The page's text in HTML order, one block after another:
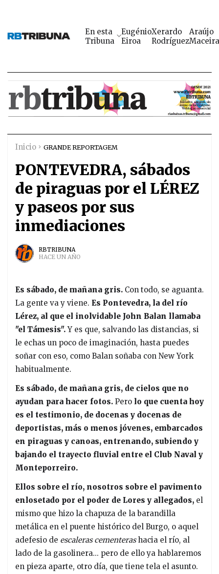
En esta
Tribuna
Eugénio
Eiroa
Xerardo
Rodríguez
Araújo
Maceira
Inicio GRANDE REPORTAGEM
PONTEVEDRA, sábados
de piraguas por el LÉREZ
y paseos por sus
inmediaciones
RBTRIBUNA
HACE UN AÑO
Es sábado, de mañana gris. Con todo, se aguanta.
La gente va y viene. Es Pontevedra, la del río
Lérez, al que el inolvidable John Balan llamaba
"el Támesis".Y es que, salvando las distancias, si
le echas un poco de imaginación, hasta puedes
soñar con eso, como Balan soñaba con New York
habitualmente.
Es sábado, de mañana gris, de cielos que no
ayudan para hacer fotos. Pero lo que cuenta hoy
es el testimonio, de docenas y docenas de
deportistas, más o menos jóvenes, embarcados
en piraguas y canoas, entrenando, subiendo y
bajando el trayecto fluvial entre el Club Naval y
Monteporreiro.
Ellos sobre el río, nosotros sobre el pavimento
enlosetado por el poder de Lores y allegados, el
mismo que hizo la chapuza de la barandilla
metálica en el puente histórico del Burgo, o aquel
adefesio de escaleras cementerashacia el río, al
lado de la gasolinera... pero de ello ya hablaremos
en pieza aparte, otro día, que tiene tela el asunto.